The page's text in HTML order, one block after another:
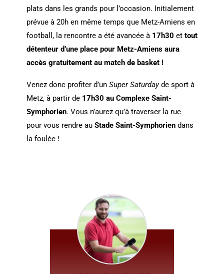
plats dans les grands pour l’occasion. Initialement
prévue à 20h en même temps que Metz-Amiens en
football, la rencontre a été avancée à 17h30 et tout
détenteur d’une place pour Metz-Amiens aura
accès gratuitement au match de basket !
Venez donc profiter d’unSuper Saturdayde sport à
Metz, à partir de 17h30 au Complexe Saint-
Symphorien. Vous n’aurez qu’à traverser la rue
pour vous rendre au Stade Saint-Symphoriendans
la foulée !